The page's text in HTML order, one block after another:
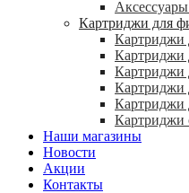
Картриджи для
Картриджи
Картриджи
Картриджи
Картриджи
Картриджи
Картриджи
Наши магазины
Новости
Акции
Контакты